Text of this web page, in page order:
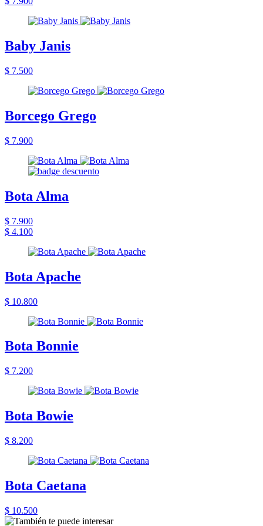
Baby Janis
$ 7.500
Borcego Grego
$ 7.900
Bota Alma
$ 7.900
$ 4.100
Bota Apache
$ 10.800
Bota Bonnie
$ 7.200
Bota Bowie
$ 8.200
Bota Caetana
$ 10.500